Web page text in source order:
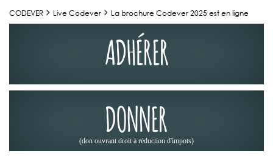
CODEVER Live Codever La brochure Codever 2025 est en ligne
ADHÉRER
DONNER
(don ouvrant droit à réduction d'impots)